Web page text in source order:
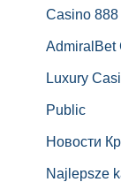
Casino 888
AdmiralBet
Luxury
Public
Новости
Najlepsze